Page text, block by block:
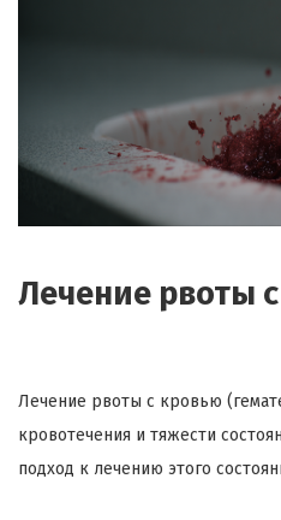
Лечение рвоты
Лечение рвоты с кровью
кровотечения и тяжести
подход к лечению этого